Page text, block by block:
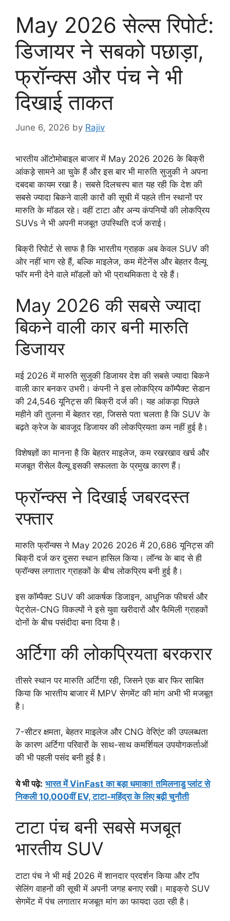
May 2026 सेल्स रिपोर्ट:
डिजायर ने सबको पछाड़ा,
फ्रॉन्क्स और पंच ने भी
दिखाई ताकत
June 6, 2026 by Rajiv
भारतीय ऑटोमोबाइल बाजार में May 2026 2026 के बिक्री
आंकड़े सामने आ चुके हैं और इस बार भी मारुति सुजुकी ने अपना
दबदबा कायम रखा है। सबसे दिलचस्प बात यह रही कि देश की
सबसे ज्यादा बिकने वाली कारों की सूची में पहले तीन स्थानों पर
मारुति के मॉडल रहे। वहीं टाटा और अन्य कंपनियों की लोकप्रिय
SUVs ने भी अपनी मजबूत उपस्थिति दर्ज कराई।
बिक्री रिपोर्ट से साफ है कि भारतीय ग्राहक अब केवल SUV की
ओर नहीं भाग रहे हैं, बल्कि माइलेज, कम मेंटेनेंस और बेहतर वैल्यू
फॉर मनी देने वाले मॉडलों को भी प्राथमिकता दे रहे हैं।
May 2026 की सबसे ज्यादा
बिकने वाली कार बनी मारुति
डिजायर
मई 2026 में मारुति सुजुकी डिजायर देश की सबसे ज्यादा बिकने
वाली कार बनकर उभरी। कंपनी ने इस लोकप्रिय कॉम्पैक्ट सेडान
की 24,546 यूनिट्स की बिक्री दर्ज की। यह आंकड़ा पिछले
महीने की तुलना में बेहतर रहा, जिससे पता चलता है कि SUV के
बढ़ते क्रेज के बावजूद डिजायर की लोकप्रियता कम नहीं हुई है।
विशेषज्ञों का मानना है कि बेहतर माइलेज, कम रखरखाव खर्च और
मजबूत रीसेल वैल्यू इसकी सफलता के प्रमुख कारण हैं।
फ्रॉन्क्स ने दिखाई जबरदस्त
रफ्तार
मारुति फ्रॉन्क्स ने May 2026 2026 में 20,686 यूनिट्स की
बिक्री दर्ज कर दूसरा स्थान हासिल किया। लॉन्च के बाद से ही
फ्रॉन्क्स लगातार ग्राहकों के बीच लोकप्रिय बनी हुई है।
इस कॉम्पैक्ट SUV की आकर्षक डिजाइन, आधुनिक फीचर्स और
पेट्रोल-CNG विकल्पों ने इसे युवा खरीदारों और फैमिली ग्राहकों
दोनों के बीच पसंदीदा बना दिया है।
अर्टिगा की लोकप्रियता बरकरार
तीसरे स्थान पर मारुति अर्टिगा रही, जिसने एक बार फिर साबित
किया कि भारतीय बाजार में MPV सेगमेंट की मांग अभी भी मजबूत
है।
7-सीटर क्षमता, बेहतर माइलेज और CNG वेरिएंट की उपलब्धता
के कारण अर्टिगा परिवारों के साथ-साथ कमर्शियल उपयोगकर्ताओं
की भी पहली पसंद बनी हुई है।
ये भी पढ़े: भारत में VinFast का बड़ा धमाका! तमिलनाडु प्लांट से
निकली 10,000वीं EV, टाटा-महिंद्रा के लिए बढ़ी चुनौती
टाटा पंच बनी सबसे मजबूत
भारतीय SUV
टाटा पंच ने भी मई 2026 में शानदार प्रदर्शन किया और टॉप
सेलिंग वाहनों की सूची में अपनी जगह बनाए रखी। माइक्रो SUV
सेगमेंट में पंच लगातार मजबूत मांग का फायदा उठा रही है।